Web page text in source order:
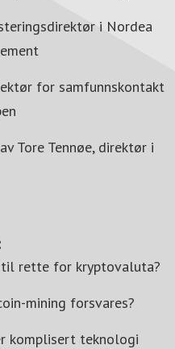
i Nordea
for samfunnskontakt
Tore Tennøe, direktør i
rette for kryptovaluta?
mining forsvares?
komplisert teknologi